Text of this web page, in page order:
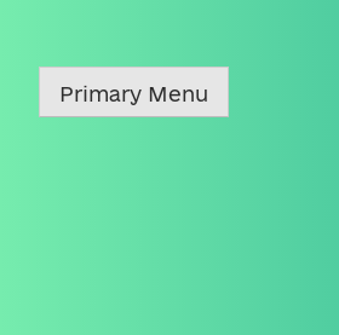
Primary Menu